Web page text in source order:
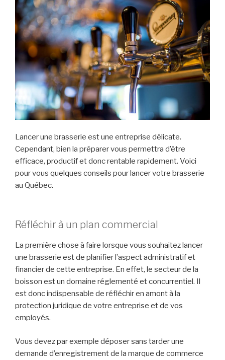
Lancer une brasserie est une entreprise délicate.
Cependant, bien la préparer vous permettra d’être
efficace, productif et donc rentable rapidement. Voici
pour vous quelques conseils pour lancer votre brasserie
au Québec.
Réfléchir à un plan commercial
La première chose à faire lorsque vous souhaitez lancer
une brasserie est de planifier l’aspect administratif et
financier de cette entreprise. En effet, le secteur de la
boisson est un domaine réglementé et concurrentiel. Il
est donc indispensable de réfléchir en amont à la
protection juridique de votre entreprise et de vos
employés.
Vous devez par exemple déposer sans tarder une
demande d’enregistrement de la marque de commerce